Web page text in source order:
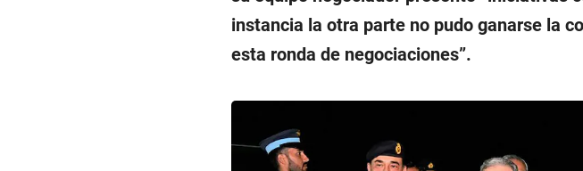
instancia la otra parte no pudo ganarse la
esta ronda de negociaciones”.